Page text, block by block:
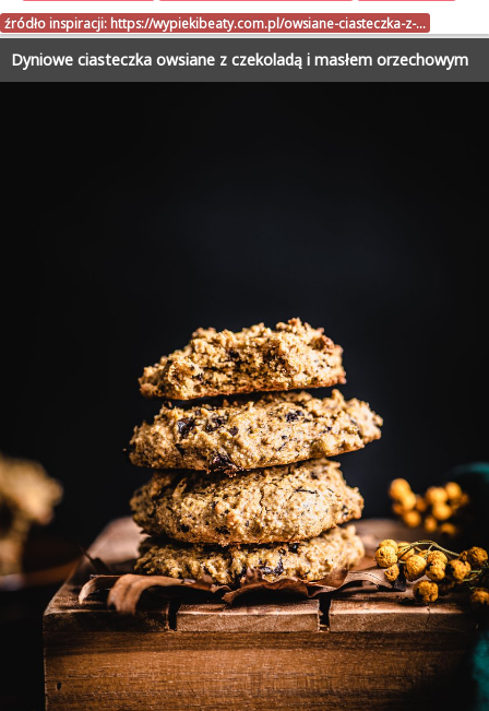
źródło inspiracji: https://wypiekibeaty.com.pl/owsiane-ciasteczka-z-…
Dyniowe ciasteczka owsiane z czekoladą i masłem orzechowym